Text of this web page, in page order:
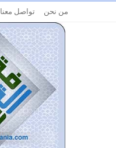
من نحن تواصل معنا